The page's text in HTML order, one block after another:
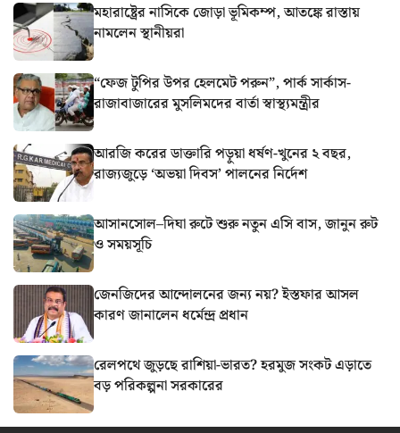
মহারাষ্ট্রের নাসিকে জোড়া ভূমিকম্প, আতঙ্কে রাস্তায়
নামলেন স্থানীয়রা
“ফেজ টুপির উপর হেলমেট পরুন”, পার্ক সার্কাস-
রাজাবাজারের মুসলিমদের বার্তা স্বাস্থ্যমন্ত্রীর
আরজি করের ডাক্তারি পড়ুয়া ধর্ষণ-খুনের ২ বছর,
রাজ্যজুড়ে ‘অভয়া দিবস’ পালনের নির্দেশ
আসানসোল–দিঘা রুটে শুরু নতুন এসি বাস, জানুন রুট
ও সময়সূচি
জেনজিদের আন্দোলনের জন্য নয়? ইস্তফার আসল
কারণ জানালেন ধর্মেন্দ্র প্রধান
রেলপথে জুড়ছে রাশিয়া-ভারত? হরমুজ সংকট এড়াতে
বড় পরিকল্পনা সরকারের